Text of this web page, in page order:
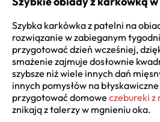
Szybka karkówka z patelni na
rozwiązanie w zabieganym
przygotować dzień wcześniej,
smażenie zajmuje dosłownie
szybsze niż wiele innych dań
innych pomysłów na
przygotować domowe czebureki z
znikają z talerzy w mgnieniu oka.